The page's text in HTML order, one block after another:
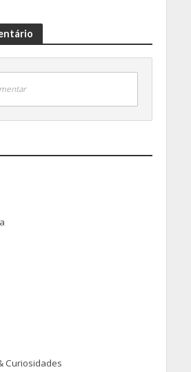
Curiosidades